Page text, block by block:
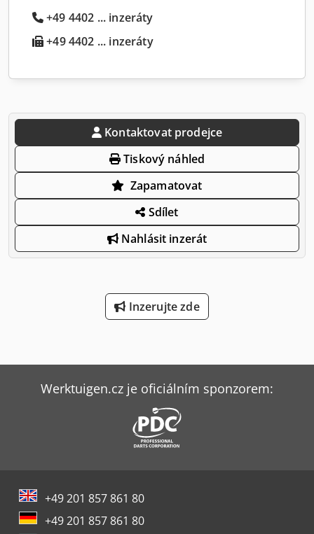
+49 4402 ... inzeráty
+49 4402 ... inzeráty
Kontaktovat prodejce
Tiskový náhled
Zapamatovat
Sdílet
Nahlásit inzerát
Inzerujte zde
Werktuigen.cz je oficiálním sponzorem:
+49 201 857 861 80
+49 201 857 861 80